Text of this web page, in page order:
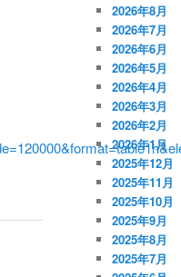
2026年8月
2026年7月
2026年6月
2026年5月
2026年4月
2026年3月
2026年2月
2026年1月
2025年12月
2025年11月
2025年10月
2025年9月
2025年8月
2025年7月